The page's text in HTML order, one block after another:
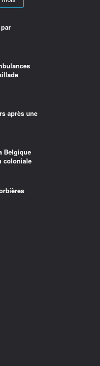
après une
Belgique
coloniale